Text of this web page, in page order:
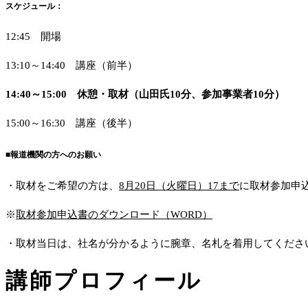
スケジュール：
12:45 開場
13:10～14:40 講座（前半）
14:40 ～15:00 休憩・取材（山田氏10分、参加事業者10分）
15:00～16:30 講座（後半）
■報道機関の方へのお願い
・取材をご希望の方は、 8月20日（火曜日）17までに取材参加申
※取材参加申込書のダウンロード（WORD）
・取材当日は、社名が分かるように腕章、名札を着用してくださ
講師プロフィール